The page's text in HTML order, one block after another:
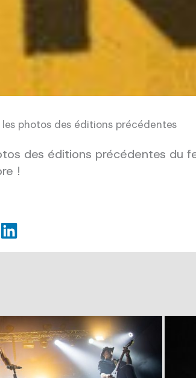
photos des éditions précédentes
des éditions précédentes du
!